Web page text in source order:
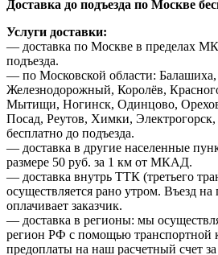
Доставка до подъезда по Москве
Услуги доставки:
— доставка по Москве в пределах
подъезда.
— по Московской области:
Железнодорожный, Королёв,
Мытищи, Ногинск, Одинцово,
Посад, Реутов, Химки,
бесплатно до подъезда.
— доставка в другие населенные
размере 50 руб. за 1 км от МКАД.
— доставка внутрь ТТК (третьего
осуществляется рано утром. Въезд
оплачивает заказчик.
— доставка в регионы: мы
регион РФ с помощью транспортной
предоплаты на наш расчетный счет за